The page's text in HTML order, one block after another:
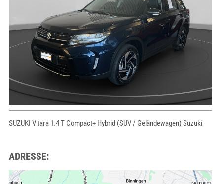
SUZUKI Vitara 1.4 T Compact+ Hybrid (SUV / Geländewagen) Suzuki
ADRESSE: